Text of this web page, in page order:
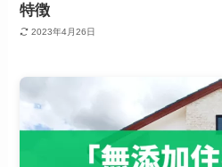
特徴
2023年4月26日